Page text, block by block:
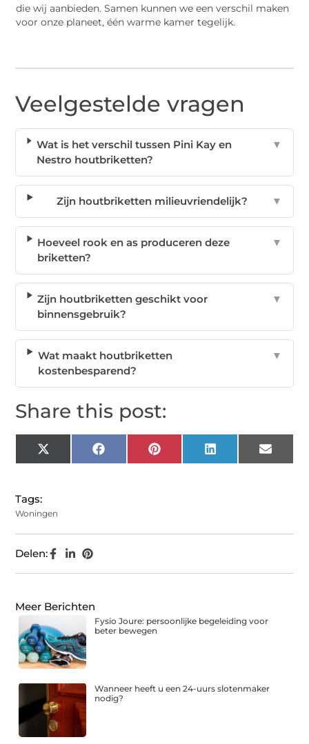
die wij aanbieden. Samen kunnen we een verschil maken
voor onze planeet, één warme kamer tegelijk.
Veelgestelde vragen
Wat is het verschil tussen Pini Kay en
Nestro houtbriketten?
▼
Zijn houtbriketten milieuvriendelijk? ▼
Hoeveel rook en as produceren deze
briketten?
▼
Zijn houtbriketten geschikt voor
binnensgebruik?
▼
Wat maakt houtbriketten
kostenbesparend?
▼
Share this post:
X
(Twitter)
Facebook Pinterest LinkedIn Email
Tags:
Woningen
Delen:
Meer Berichten
Fysio Joure: persoonlijke begeleiding voor
beter bewegen
Wanneer heeft u een 24-uurs slotenmaker
nodig?